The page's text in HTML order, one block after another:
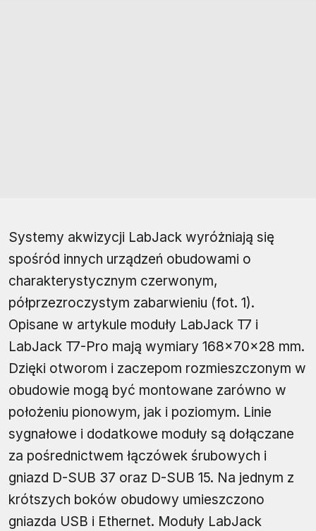
Systemy akwizycji LabJack wyróżniają się
spośród innych urządzeń obudowami o
charakterystycznym czerwonym,
półprzezroczystym zabarwieniu (fot. 1).
Opisane w artykule moduły LabJack T7 i
LabJack T7-Pro mają wymiary 168×70×28 mm.
Dzięki otworom i zaczepom rozmieszczonym w
obudowie mogą być montowane zarówno w
położeniu pionowym, jak i poziomym. Linie
sygnałowe i dodatkowe moduły są dołączane
za pośrednictwem łączówek śrubowych i
gniazd D-SUB 37 oraz D-SUB 15. Na jednym z
krótszych boków obudowy umieszczono
gniazda USB i Ethernet. Moduły LabJack